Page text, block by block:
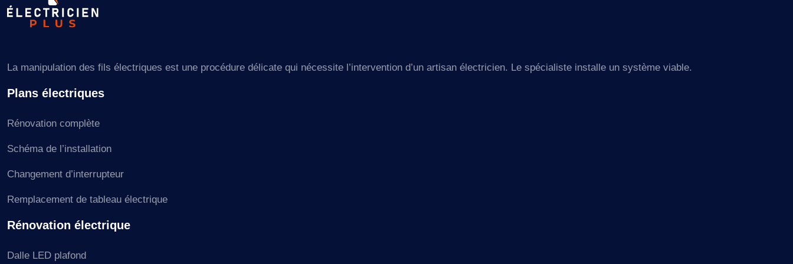
La manipulation des fils électriques est une procédure délicate qui nécessite l’intervention d’un artisan électricien. Le spécialiste installe un système viable.
Plans électriques
Rénovation complète
Schéma de l’installation
Changement d’interrupteur
Remplacement de tableau électrique
Rénovation électrique
Dalle LED plafond